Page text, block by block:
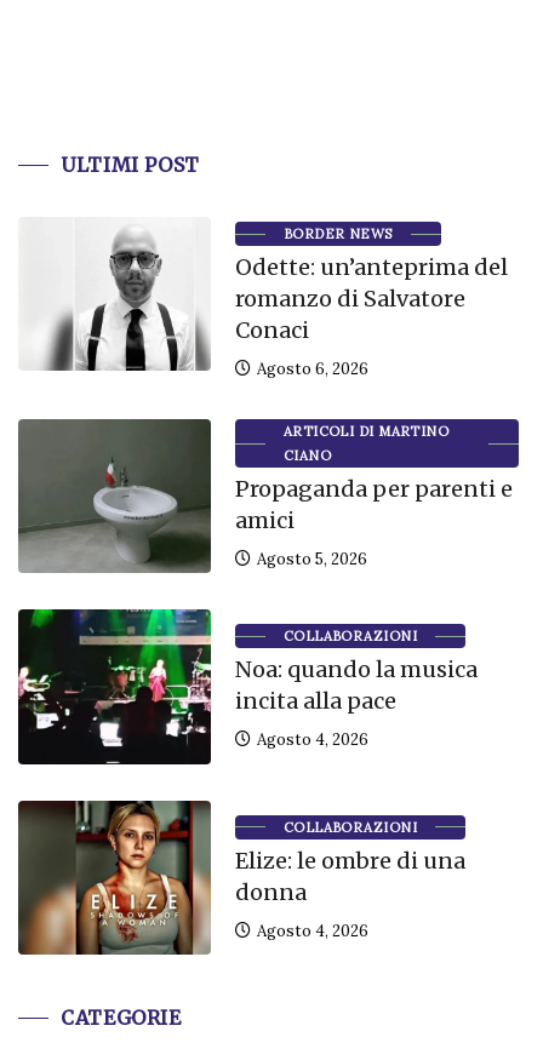
ULTIMI POST
BORDER NEWS
Odette: un’anteprima del
romanzo di Salvatore
Conaci
Agosto 6, 2026
ARTICOLI DI MARTINO
CIANO
Propaganda per parenti e
amici
Agosto 5, 2026
COLLABORAZIONI
Noa: quando la musica
incita alla pace
Agosto 4, 2026
COLLABORAZIONI
Elize: le ombre di una
donna
Agosto 4, 2026
CATEGORIE